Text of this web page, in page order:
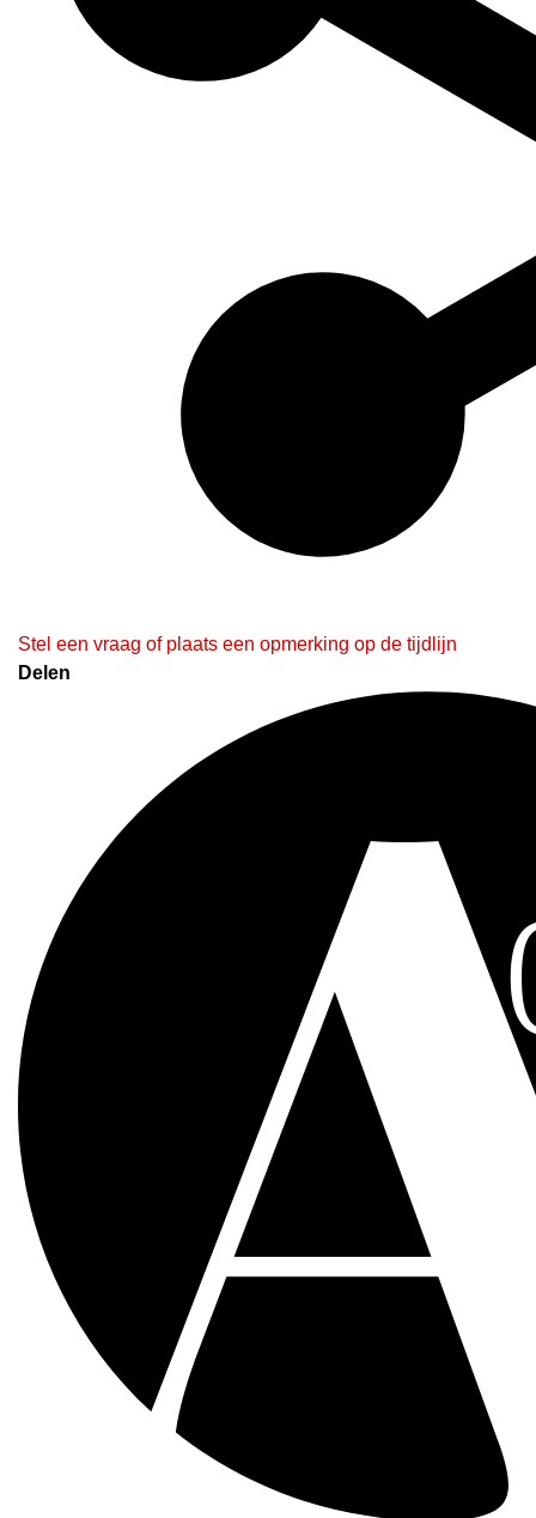
Stel een vraag of plaats een opmerking op de tijdlijn
Delen